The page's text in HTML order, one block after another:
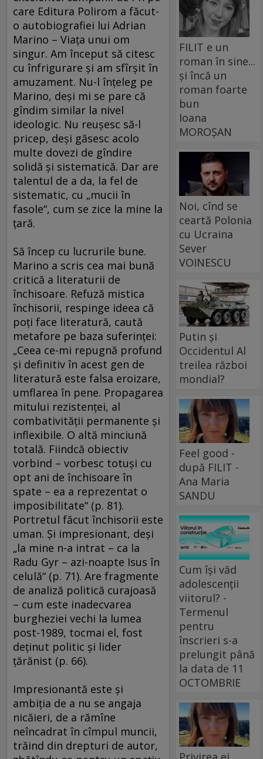
care Editura Polirom a făcut-
o autobiografiei lui Adrian
Marino – Viaţa unui om
singur. Am început să citesc
cu înfrigurare şi am sfîrşit în
amuzament. Nu-l înţeleg pe
Marino, deşi mi se pare că
gîndim similar la nivel
ideologic. Nu reuşesc să-l
pricep, deşi găsesc acolo
multe dovezi de gîndire
solidă şi sistematică. Dar are
talentul de a da, la fel de
sistematic, cu „mucii în
fasole“, cum se zice la mine la
ţară.
Să încep cu lucrurile bune.
Marino a scris cea mai bună
critică a literaturii de
închisoare. Refuză mistica
închisorii, respinge ideea că
poţi face literatură, caută
metafore pe baza suferinţei:
„Ceea ce-mi repugnă profund
şi definitiv în acest gen de
literatură este falsa eroizare,
umflarea în pene. Propagarea
mitului rezistenţei, al
combativităţii permanente şi
inflexibile. O altă minciună
totală. Fiindcă obiectiv
vorbind – vorbesc totuşi cu
opt ani de închisoare în
spate – ea a reprezentat o
imposibilitate“ (p. 81).
Portretul făcut închisorii este
uman. Şi impresionant, deşi
„la mine n-a intrat – ca la
Radu Gyr – azi-noapte Isus în
celulă“ (p. 71). Are fragmente
de analiză politică curajoasă
– cum este inadecvarea
burgheziei vechi la lumea
post-1989, tocmai el, fost
deţinut politic şi lider
ţărănist (p. 66).
Impresionantă este şi
ambiţia de a nu se angaja
nicăieri, de a rămîne
neîncadrat în cîmpul muncii,
trăind din drepturi de autor,
FILIT e un
roman în sine...
și încă un
roman foarte
bun
Ioana
MOROȘAN
Noi, cînd se
ceartă Polonia
cu Ucraina
Sever
VOINESCU
Putin și
Occidentul Al
treilea război
mondial?
Feel good -
după FILIT -
Ana Maria
SANDU
Cum își văd
adolescenții
viitorul? -
Termenul
pentru
înscrieri s-a
prelungit până
la data de 11
OCTOMBRIE